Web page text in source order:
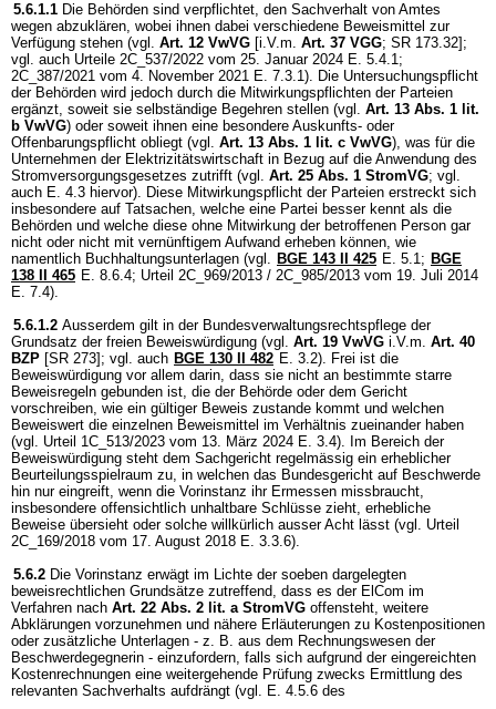
5.6.1.1 Die Behörden sind verpflichtet, den Sachverhalt von Amtes
wegen abzuklären, wobei ihnen dabei verschiedene Beweismittel zur
Verfügung stehen (vgl. Art. 12 VwVG [i.V.m. Art. 37 VGG; SR 173.32];
vgl. auch Urteile 2C_537/2022 vom 25. Januar 2024 E. 5.4.1;
2C_387/2021 vom 4. November 2021 E. 7.3.1). Die Untersuchungspflicht
der Behörden wird jedoch durch die Mitwirkungspflichten der Parteien
ergänzt, soweit sie selbständige Begehren stellen (vgl. Art. 13 Abs. 1 lit.
b VwVG) oder soweit ihnen eine besondere Auskunfts- oder
Offenbarungspflicht obliegt (vgl. Art. 13 Abs. 1 lit. c VwVG), was für die
Unternehmen der Elektrizitätswirtschaft in Bezug auf die Anwendung des
Stromversorgungsgesetzes zutrifft (vgl. Art. 25 Abs. 1 StromVG; vgl.
auch E. 4.3 hiervor). Diese Mitwirkungspflicht der Parteien erstreckt sich
insbesondere auf Tatsachen, welche eine Partei besser kennt als die
Behörden und welche diese ohne Mitwirkung der betroffenen Person gar
nicht oder nicht mit vernünftigem Aufwand erheben können, wie
namentlich Buchhaltungsunterlagen (vgl. BGE 143 II 425 E. 5.1; BGE
138 II 465 E. 8.6.4; Urteil 2C_969/2013 / 2C_985/2013 vom 19. Juli 2014
E. 7.4).
5.6.1.2 Ausserdem gilt in der Bundesverwaltungsrechtspflege der
Grundsatz der freien Beweiswürdigung (vgl. Art. 19 VwVG i.V.m. Art. 40
BZP [SR 273]; vgl. auch BGE 130 II 482 E. 3.2). Frei ist die
Beweiswürdigung vor allem darin, dass sie nicht an bestimmte starre
Beweisregeln gebunden ist, die der Behörde oder dem Gericht
vorschreiben, wie ein gültiger Beweis zustande kommt und welchen
Beweiswert die einzelnen Beweismittel im Verhältnis zueinander haben
(vgl. Urteil 1C_513/2023 vom 13. März 2024 E. 3.4). Im Bereich der
Beweiswürdigung steht dem Sachgericht regelmässig ein erheblicher
Beurteilungsspielraum zu, in welchen das Bundesgericht auf Beschwerde
hin nur eingreift, wenn die Vorinstanz ihr Ermessen missbraucht,
insbesondere offensichtlich unhaltbare Schlüsse zieht, erhebliche
Beweise übersieht oder solche willkürlich ausser Acht lässt (vgl. Urteil
2C_169/2018 vom 17. August 2018 E. 3.3.6).
5.6.2 Die Vorinstanz erwägt im Lichte der soeben dargelegten
beweisrechtlichen Grundsätze zutreffend, dass es der ElCom im
Verfahren nach Art. 22 Abs. 2 lit. a StromVG offensteht, weitere
Abklärungen vorzunehmen und nähere Erläuterungen zu Kostenpositionen
oder zusätzliche Unterlagen - z. B. aus dem Rechnungswesen der
Beschwerdegegnerin - einzufordern, falls sich aufgrund der eingereichten
Kostenrechnungen eine weitergehende Prüfung zwecks Ermittlung des
relevanten Sachverhalts aufdrängt (vgl. E. 4.5.6 des